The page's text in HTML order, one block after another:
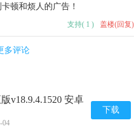
顿和烦人的广告！
支持( 1 ) 盖楼(回复)
多评论
v18.9.4.1520 安卓
04
下载